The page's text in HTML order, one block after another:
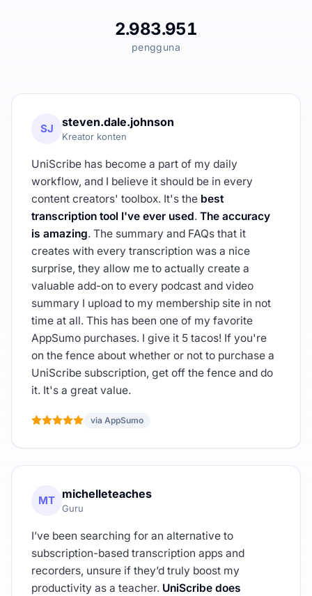
2.983.951
pengguna
SJ steven.dale.johnson
Kreator konten
UniScribe has become a part of my daily
workflow, and I believe it should be in every
content creators' toolbox. It's the best
transcription tool I've ever used. The accuracy
is amazing. The summary and FAQs that it
creates with every transcription was a nice
surprise, they allow me to actually create a
valuable add-on to every podcast and video
summary I upload to my membership site in not
time at all. This has been one of my favorite
AppSumo purchases. I give it 5 tacos! If you're
on the fence about whether or not to purchase a
UniScribe subscription, get off the fence and do
it. It's a great value.
via AppSumo
MT michelleteaches
Guru
I’ve been searching for an alternative to
subscription-based transcription apps and
recorders, unsure if they’d truly boost my
productivity as a teacher. UniScribe does